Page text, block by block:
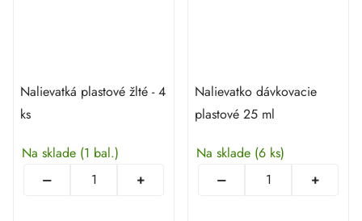
Nalievatká plastové žlté - 4
ks
Na sklade (1 bal.)
Nalievatko dávkovacie
plastové 25 ml
Na sklade (6 ks)